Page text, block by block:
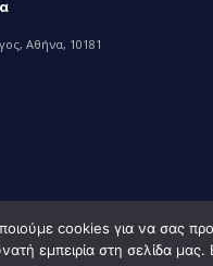
Αθήνα, 10181
cookies για να σας
εμπειρία στη σελίδα